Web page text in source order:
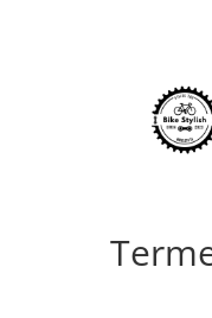
Accesorii E-Bike
Mansoane manete frana
Intinzatoare Lant si
Rucsaci si Bagaje
Casti Ciclism Adulti